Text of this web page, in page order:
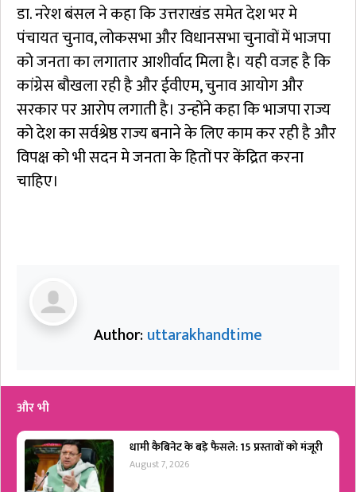
डा. नरेश बंसल ने कहा कि उत्तराखंड समेत देश भर मे
पंचायत चुनाव, लोकसभा और विधानसभा चुनावों में भाजपा
को जनता का लगातार आशीर्वाद मिला है। यही वजह है कि
कांग्रेस बौखला रही है और ईवीएम, चुनाव आयोग और
सरकार पर आरोप लगाती है। उन्होंने कहा कि भाजपा राज्य
को देश का सर्वश्रेष्ठ राज्य बनाने के लिए काम कर रही है और
विपक्ष को भी सदन मे जनता के हितों पर केंद्रित करना
चाहिए।
Author:uttarakhandtime
और भी
धामी कैबिनेट के बड़े फैसले: 15 प्रस्तावों को मंजूरी
August 7, 2026